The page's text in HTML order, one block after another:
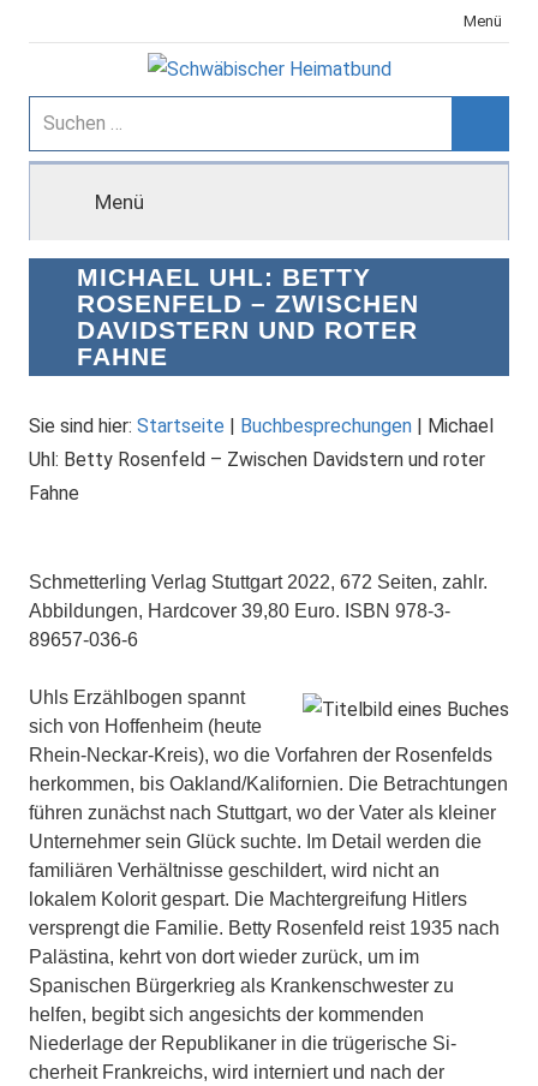
Inhalt
Menü
Schwäbischer
Heimatbund
Suchen
nach:
Menü
MICHAEL UHL: BETTY
ROSENFELD – ZWISCHEN
DAVIDSTERN UND ROTER
FAHNE
Sie sind hier: Startseite | Buchbesprechungen | Michael
Uhl: Betty Rosenfeld – Zwischen Davidstern und roter
Fahne
Schmetterling Verlag Stuttgart 2022, 672 Seiten, zahlr.
Abbildungen, Hardcover 39,80 Euro. ISBN 978-3-
89657-036-6
Uhls Erzählbogen spannt
sich von Hof­fenheim (heute
Rhein-Neckar-Kreis), wo die Vorfahren der Rosenfelds
herkom­men, bis Oakland/Kalifornien. Die Be­trachtungen
führen zunächst nach Stutt­gart, wo der Vater als kleiner
Unterneh­mer sein Glück suchte. Im Detail werden die
familiären Verhältnisse geschildert, wird nicht an
lokalem Kolorit gespart. Die Machtergreifung Hitlers
versprengt die Familie. Betty Rosenfeld reist 1935 nach
Palästina, kehrt von dort wieder zu­rück, um im
Spanischen Bürgerkrieg als Krankenschwester zu
helfen, begibt sich angesichts der kommenden
Niederlage der Republikaner in die trügerische Si­
cherheit Frankreichs, wird interniert und nach der